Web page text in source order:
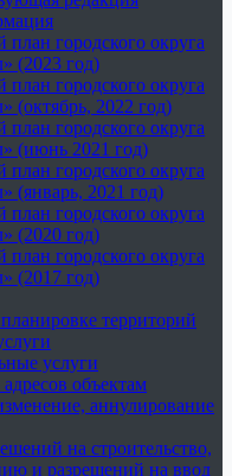
план городского округа
(2023 год)
план городского округа
(октябрь, 2022 год)
план городского округа
(июнь 2021 год)
план городского округа
(январь, 2021 год)
план городского округа
(2020 год)
план городского округа
(2017 год)
территорий
услуги
объектам
аннулирование
на строительство,
и разрешений на ввод